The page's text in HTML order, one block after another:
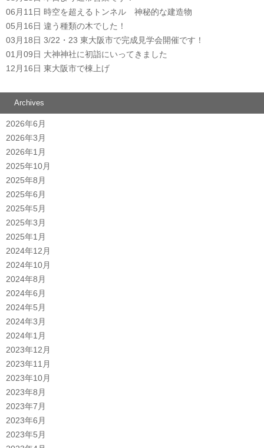
06月11日 時空を超えるトンネル 神秘的な建造物
05月16日 違う種類の木でした！
03月18日 3/22・23 東大阪市で完成見学会開催です！
01月09日 大神神社に初詣にいってきました
12月16日 東大阪市で棟上げ
Archives
2026年6月
2026年3月
2026年1月
2025年10月
2025年8月
2025年6月
2025年5月
2025年3月
2025年1月
2024年12月
2024年10月
2024年8月
2024年6月
2024年5月
2024年3月
2024年1月
2023年12月
2023年11月
2023年10月
2023年8月
2023年7月
2023年6月
2023年5月